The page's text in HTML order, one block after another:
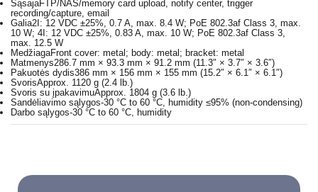
SąsajaFTP/NAS/memory card upload, notify center, trigger
recording/capture, email
Galia2I: 12 VDC ±25%, 0.7 A, max. 8.4 W; PoE 802.3af Class 3, max.
10 W; 4I: 12 VDC ±25%, 0.83 A, max. 10 W; PoE 802.3af Class 3,
max. 12.5 W
MedžiagaFront cover: metal; body: metal; bracket: metal
Matmenys286.7 mm × 93.3 mm × 91.2 mm (11.3″ × 3.7″ × 3.6″)
Pakuotės dydis386 mm × 156 mm × 155 mm (15.2″ × 6.1″ × 6.1″)
SvorisApprox. 1120 g (2.4 lb.)
Svoris su įpakavimuApprox. 1804 g (3.6 lb.)
Sandėliavimo sąlygos-30 °C to 60 °C, humidity ≤95% (non-condensing)
Darbo sąlygos-30 °C to 60 °C, humidity